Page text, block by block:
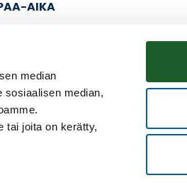
median
sosiaalisen median,
tai joita on kerätty,
AIKA